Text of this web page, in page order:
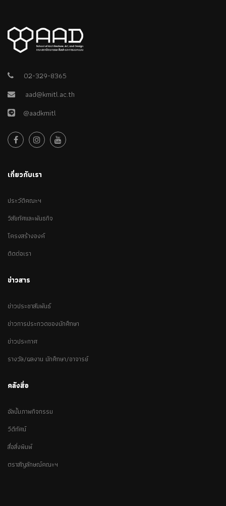
02-329-8365
aad@kmitl.ac.th
@aadkmitl
เกี่ยวกับเรา
ประวัติคณะฯ
วิสัยทัศและพันธกิจ
โครงสร้างองค์
ติดต่อเรา
ข่าวสาร
ข่าวประชาสัมพันธ์
ข่าวการประกวดของนักศึกษา
ข่าวประกาศ
รางวัล/ผลงาน นักศึกษา/อาจารย์
คลังสื่อ
อัลบั้มภาพกิจกรรม
วีดีทัศน์
สื่อสิ่งพิมพ์
ตราสัญลักษณ์คณะฯ